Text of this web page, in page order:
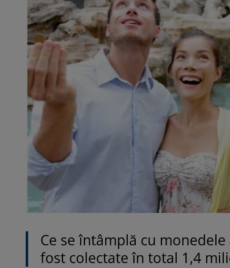
Ce se întâmplă cu
fost colectate în total 1,4